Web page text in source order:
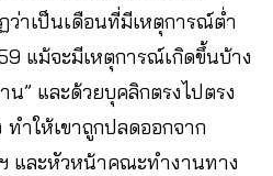
าเป็นเดือนที่มีเหตุการณ์ต่ำ
แม้จะมีเหตุการณ์เกิดขึ้นบ้าง
” และด้วยบุคลิกตรงไปตรง
ำให้เขาถูกปลดออกจาก
และหัวหน้าคณะทำงานทาง